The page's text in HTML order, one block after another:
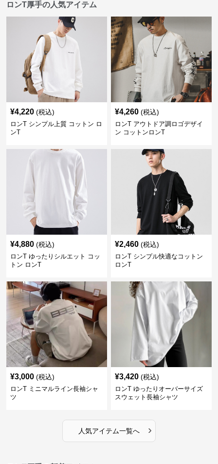
ロンT厚手の人気アイテム
¥4,220 (税込)
ロンT シンプル上質 コットン ロ
ンT
¥4,260 (税込)
ロンT アウトドア調ロゴデザイ
ン コットンロンT
¥4,880 (税込)
ロンT ゆったりシルエット コッ
トン ロンT
¥2,460 (税込)
ロンT シンプル快適なコットン
ロンT
¥3,000 (税込)
ロンT ミニマルライン長袖シャ
ツ
¥3,420 (税込)
ロンT ゆったりオーバーサイズ
スウェット長袖シャツ
人気アイテム一覧へ ›